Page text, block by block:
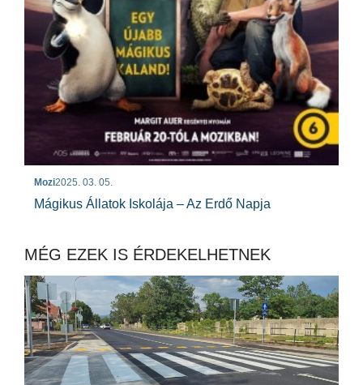
Mozi2025. 03. 05.
Mágikus Állatok Iskolája – Az Erdő Napja
MÉG EZEK IS ÉRDEKELHETNEK